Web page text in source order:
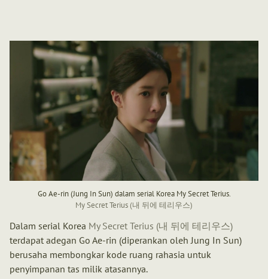
Go Ae-rin (Jung In Sun) dalam serial Korea My Secret Terius.
My Secret Terius (내 뒤에 테리우스)
Dalam serial Korea My Secret Terius (내 뒤에 테리우스)
terdapat adegan Go Ae-rin (diperankan oleh Jung In Sun)
berusaha membongkar kode ruang rahasia untuk
penyimpanan tas milik atasannya.